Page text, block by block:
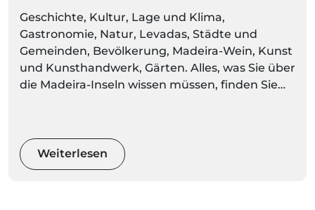
Geschichte, Kultur, Lage und Klima,
Gastronomie, Natur, Levadas, Städte und
Gemeinden, Bevölkerung, Madeira-Wein, Kunst
und Kunsthandwerk, Gärten. Alles, was Sie über
die Madeira-Inseln wissen müssen, finden Sie
Weiterlesen